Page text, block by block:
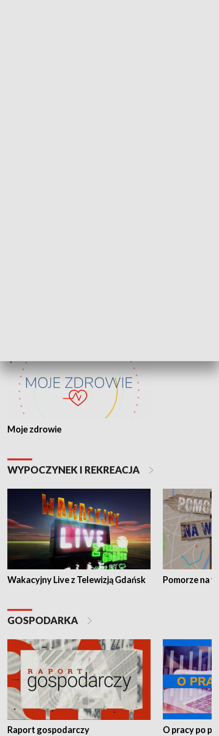
Moje zdrowie
WYPOCZYNEK I REKREACJA
Wakacyjny Live z Telewizją Gdańsk Pomorze na
GOSPODARKA
Raport gospodarczy O pracy po